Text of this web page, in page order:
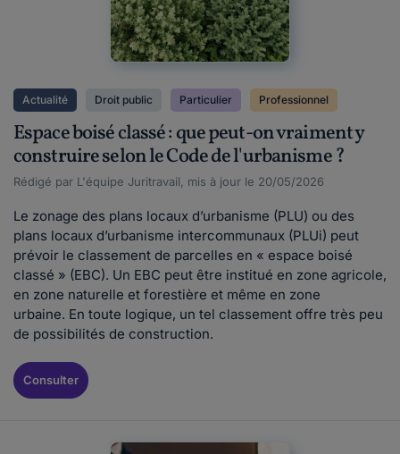
Actualité Droit public Particulier Professionnel
Espace boisé classé : que peut-on vraiment y
construire selon le Code de l'urbanisme ?
Rédigé par L'équipe Juritravail, mis à jour le 20/05/2026
Le zonage des plans locaux d’urbanisme (PLU) ou des
plans locaux d’urbanisme intercommunaux (PLUi) peut
prévoir le classement de parcelles en « espace boisé
classé » (EBC). Un EBC peut être institué en zone agricole,
en zone naturelle et forestière et même en zone
urbaine. En toute logique, un tel classement offre très peu
de possibilités de construction.
Consulter